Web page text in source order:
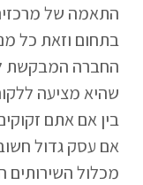
בתחום וזאת כל
החברה המבקשת
שהיא מציעה
אם עסק גדול
מכלול השירותים